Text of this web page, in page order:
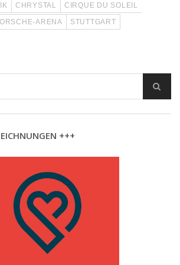
CHRYSTAL
CIRQUE DU SOLEIL
ARENA STUTTGART
+++